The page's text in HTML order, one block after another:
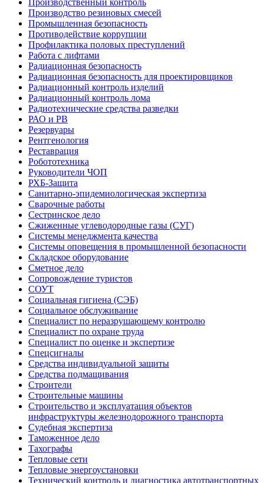
Производственный контроль
Производство резиновых смесей
Промышленная безопасность
Противодействие коррупции
Профилактика половых преступлений
Работа с лифтами
Радиационная безопасность
Радиационная безопасность для проектировщиков
Радиационный контроль изделий
Радиационный контроль лома
Радиотехнические средства разведки
РАО и РВ
Резервуары
Рентгенология
Реставрация
Робототехника
Руководители ЧОП
РХБ-Защита
Санитарно-эпидемиологическая экспертиза
Сварочные работы
Сестринское дело
Сжиженные углеводородные газы (СУГ)
Системы менеджмента качества
Системы оповещения в промышленной безопасности
Складское оборудование
Сметное дело
Сопровождение туристов
СОУТ
Социальная гигиена (СЭБ)
Социальное обслуживание
Специалист по неразрушающему контролю
Специалист по охране труда
Специалист по оценке и экспертизе
Спецсигналы
Средства индивидуальной защиты
Средства подмащивания
Строители
Строительные машины
Строительство и эксплуатация объектов
инфраструктуры железнодорожного транспорта
Судебная экспертиза
Таможенное дело
Тахографы
Тепловые сети
Тепловые энергоустановки
Технический контроль и диагностика автотранспортных